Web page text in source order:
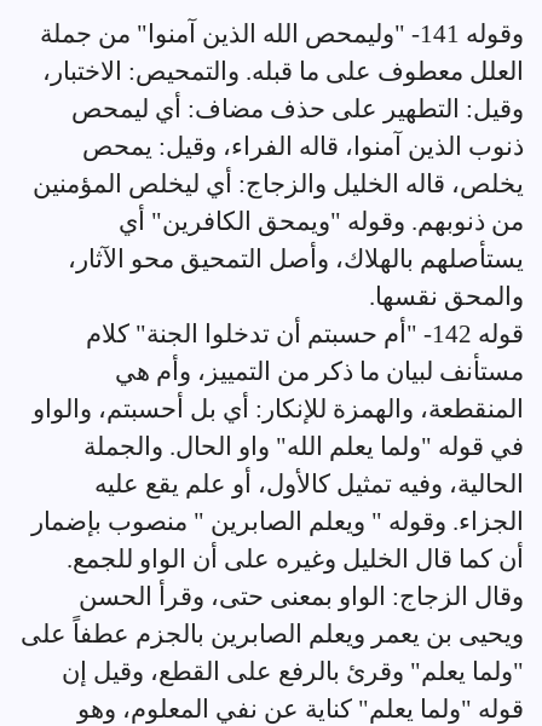
وقوله 141- "وليمحص الله الذين آمنوا" من جملة
العلل معطوف على ما قبله. والتمحيص: الاختبار،
وقيل: التطهير على حذف مضاف: أي ليمحص
ذنوب الذين آمنوا، قاله الفراء، وقيل: يمحص
يخلص، قاله الخليل والزجاج: أي ليخلص المؤمنين
من ذنوبهم. وقوله "ويمحق الكافرين" أي
يستأصلهم بالهلاك، وأصل التمحيق محو الآثار،
والمحق نقسها.
قوله 142- "أم حسبتم أن تدخلوا الجنة" كلام
مستأنف لبيان ما ذكر من التمييز، وأم هي
المنقطعة، والهمزة للإنكار: أي بل أحسبتم، والواو
في قوله "ولما يعلم الله" واو الحال. والجملة
الحالية، وفيه تمثيل كالأول، أو علم يقع عليه
الجزاء. وقوله " ويعلم الصابرين " منصوب بإضمار
أن كما قال الخليل وغيره على أن الواو للجمع.
وقال الزجاج: الواو بمعنى حتى، وقرأ الحسن
ويحيى بن يعمر ويعلم الصابرين بالجزم عطفاً على
"ولما يعلم" وقرئ بالرفع على القطع، وقيل إن
قوله "ولما يعلم" كناية عن نفي المعلوم، وهو